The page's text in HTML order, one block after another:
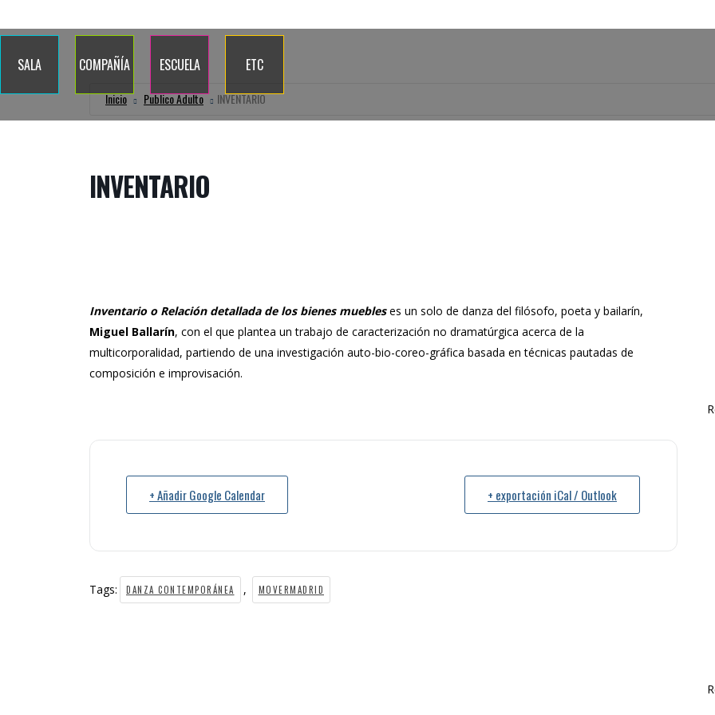
SALA COMPAÑÍA ESCUELA ETC
Inicio Publico Adulto INVENTARIO
INVENTARIO
Inventario o Relación detallada de los bienes muebleses un solo de danza del filósofo, poeta y bailarín,
Miguel Ballarín, con el que plantea un trabajo de caracterización no dramatúrgica acerca de la
multicorporalidad, partiendo de una investigación auto-bio-coreo-gráfica basada en técnicas pautadas de
composición e improvisación.
+ Añadir Google Calendar + exportación iCal / Outlook
Tags: DANZA CONTEMPORÁNEA , MOVERMADRID